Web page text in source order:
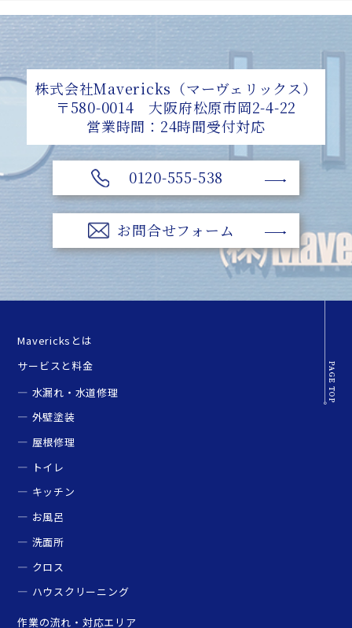
株式会社Mavericks（マーヴェリックス）
〒580-0014 大阪府松原市岡2-4-22
営業時間：24時間受付対応
0120-555-538
お問合せフォーム
Mavericksとは
サービスと料金
水漏れ・水道修理
外壁塗装
屋根修理
トイレ
キッチン
お風呂
洗面所
クロス
ハウスクリーニング
作業の流れ・対応エリア